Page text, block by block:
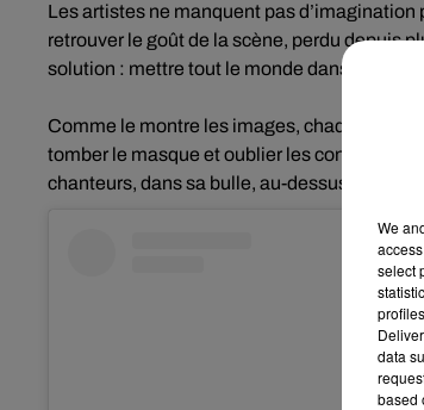
Les artistes ne manquent pas
retrouver le goût de la scène, perdu depuis
solution : mettre tout le monde dans des
Comme le montre les images, chaque
tomber le masque et oublier les contraintes
chanteurs, dans sa bulle, au-dessus des fans
We
select
data
based